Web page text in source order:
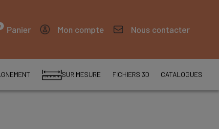
Panier Mon compte Nous contacter
SUR MESURE FICHIERS 3D CATALOGUES